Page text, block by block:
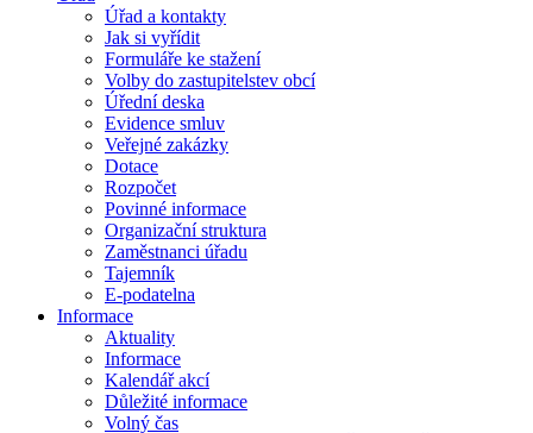
Úřad a kontakty
Jak si vyřídit
Formuláře ke stažení
Volby do zastupitelstev obcí
Úřední deska
Evidence smluv
Veřejné zakázky
Dotace
Rozpočet
Povinné informace
Organizační struktura
Zaměstnanci úřadu
Tajemník
E-podatelna
Informace
Aktuality
Informace
Kalendář akcí
Důležité informace
Volný čas